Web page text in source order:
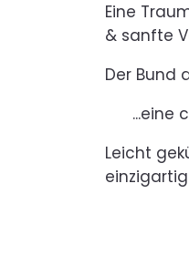
Eine
& sanfte
Der Bund
...eine
Leicht